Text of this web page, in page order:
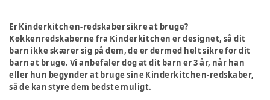
Er Kinderkitchen-redskaber sikre at bruge?
Køkkenredskaberne fra Kinderkitchen er designet, så dit
barn ikke skærer sig på dem, de er dermed helt sikre for dit
barn at bruge. Vi anbefaler dog at dit barn er 3 år, når han
eller hun begynder at bruge sine Kinderkitchen-redskaber,
så de kan styre dem bedste muligt.